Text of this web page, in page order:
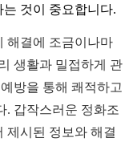
것이 중요합니다.
해결에 조금이나마
생활과 밀접하게 관
방을 통해 쾌적하고
. 갑작스러운 정화조
제시된 정보와 해결